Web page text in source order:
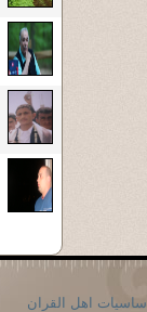
اساسيات اهل القران